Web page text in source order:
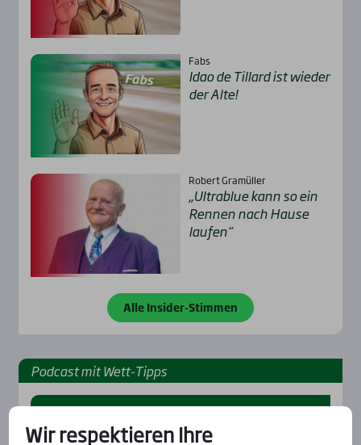
Fabs
Idao de Til­lard ist wie­der
der Alte!
Robert Gramüller
„Ultra­b­lue kann so ein
Ren­nen nach Hau­se
lau­fen“
Alle Insider-Stimmen
Pod­cast mit Wett-Tipps
Wir respektieren Ihre